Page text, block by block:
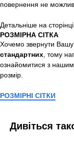
повернення не
Детальніше на сторінці
РОЗМІРНА СІТКА
Хочемо звернути
стандартних, тому
ознайомитися з
розмір.
РОЗМІРНІ СІТКИ
Дивіться